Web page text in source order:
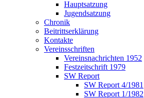
Hauptsatzung
Jugendsatzung
Chronik
Beitrittserklärung
Kontakte
Vereinsschriften
Vereinsnachrichten 1952
Festzeitschrift 1979
SW Report
SW Report 4/1981
SW Report 1/1982